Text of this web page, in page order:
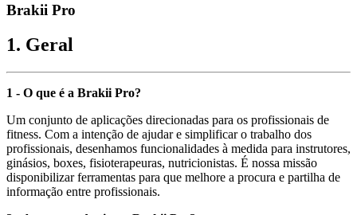
Brakii Pro
1. Geral
1 - O que é a Brakii Pro?
Um conjunto de aplicações direcionadas para os profissionais de
fitness. Com a intenção de ajudar e simplificar o trabalho dos
profissionais, desenhamos funcionalidades à medida para instrutores,
ginásios, boxes, fisioterapeuras, nutricionistas. É nossa missão
disponibilizar ferramentas para que melhore a procura e partilha de
informação entre profissionais.